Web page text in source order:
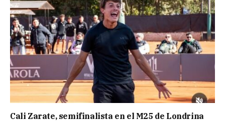
Cali Zarate, semifinalista en el M25 de Londrina